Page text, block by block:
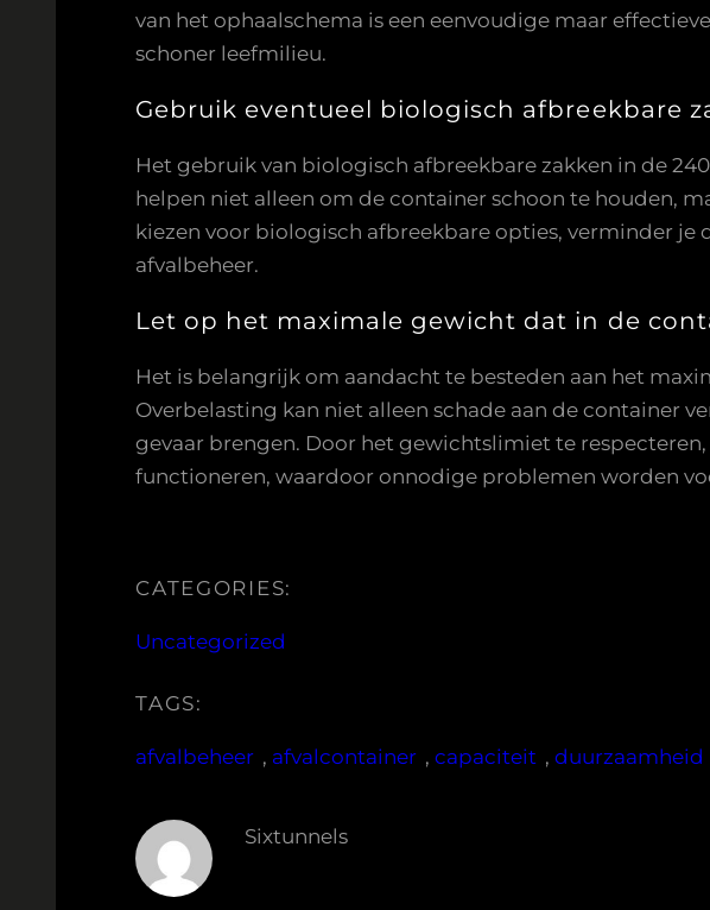
van het ophaalschema is een eenvoudige maar
schoner leefmilieu.
Gebruik eventueel biologisch afbreekbare
Het gebruik van biologisch afbreekbare zakken in de
helpen niet alleen om de container schoon te houden,
kiezen voor biologisch afbreekbare opties, verminder
afvalbeheer.
Let op het maximale gewicht dat in de
Het is belangrijk om aandacht te besteden aan het
Overbelasting kan niet alleen schade aan de container
gevaar brengen. Door het gewichtslimiet te
functioneren, waardoor onnodige problemen worden
CATEGORIES:
Uncategorized
TAGS:
afvalbeheer , afvalcontainer , capaciteit , duurzaamheid
Sixtunnels